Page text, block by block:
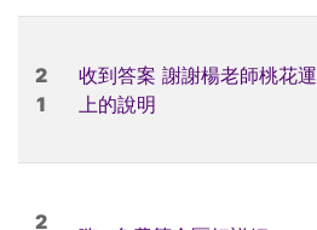
2
1
收到答案 謝謝楊老師桃花運
上的說明
2